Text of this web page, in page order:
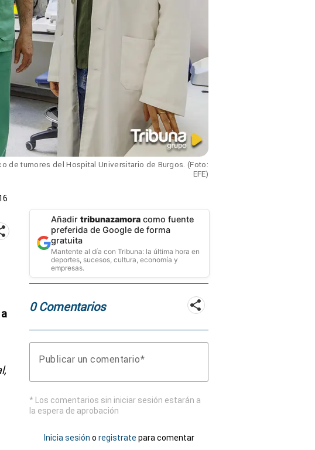
de tumores del Hospital Universitario de Burgos. (Foto:
EFE)
Añadir tribunazamora como fuente
preferida de Google de forma
gratuita
Mantente al día con Tribuna: la última hora en
deportes, sucesos, cultura, economía y
empresas.
0 Comentarios
Publicar un comentario
* Los comentarios sin iniciar sesión estarán a
la espera de aprobación
Inicia sesión o registrate para comentar